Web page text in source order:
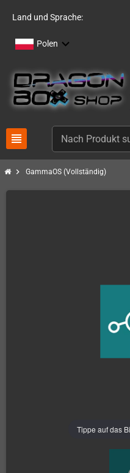
Land und Sprache:
Polen
view_headline
chevron_right GammaOS (Vollständig)
Tippe auf das